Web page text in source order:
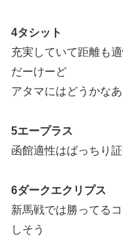
4タシット
充実していて距離も
だーけーど
アタマにはどうかな
5エープラス
函館適性はばっちり
6ダークエクリプス
新馬戦では勝ってる
しそう